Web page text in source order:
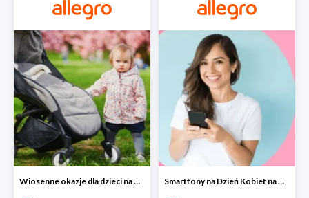
Wiosenne okazje dla dzieci na Allegro do -60% Smartfony na Dzień Kobiet na Allegro do -30%